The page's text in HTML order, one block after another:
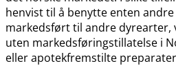
henvist til å benytte enten
markedsført til andre
uten markedsføringstillatelse i
eller apotekfremstilte